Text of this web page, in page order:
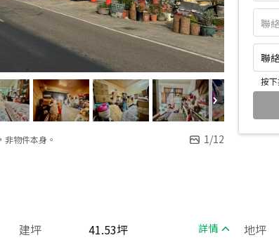
物件本身。 1/12
聯
按
建坪 41.53坪 詳情 地坪